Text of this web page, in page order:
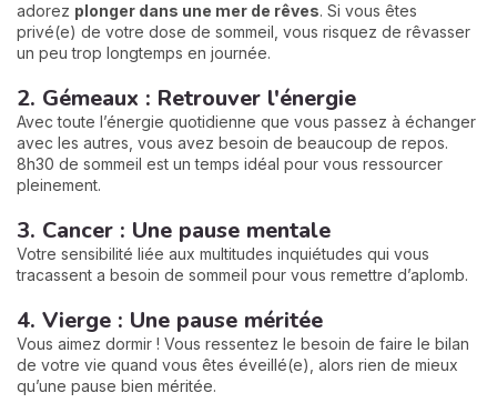
adorez plonger dans une mer de rêves. Si vous êtes
privé(e) de votre dose de sommeil, vous risquez de rêvasser
un peu trop longtemps en journée.
2. Gémeaux : Retrouver l'énergie
Avec toute l’énergie quotidienne que vous passez à échanger
avec les autres, vous avez besoin de beaucoup de repos.
8h30 de sommeil est un temps idéal pour vous ressourcer
pleinement.
3. Cancer : Une pause mentale
Votre sensibilité liée aux multitudes inquiétudes qui vous
tracassent a besoin de sommeil pour vous remettre d’aplomb.
4. Vierge : Une pause méritée
Vous aimez dormir ! Vous ressentez le besoin de faire le bilan
de votre vie quand vous êtes éveillé(e), alors rien de mieux
qu’une pause bien méritée.